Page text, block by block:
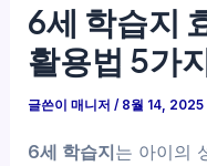
6세 학습지
활용법 5가
글쓴이매니저/ 8월 14, 2025
6세 학습지는 아이의